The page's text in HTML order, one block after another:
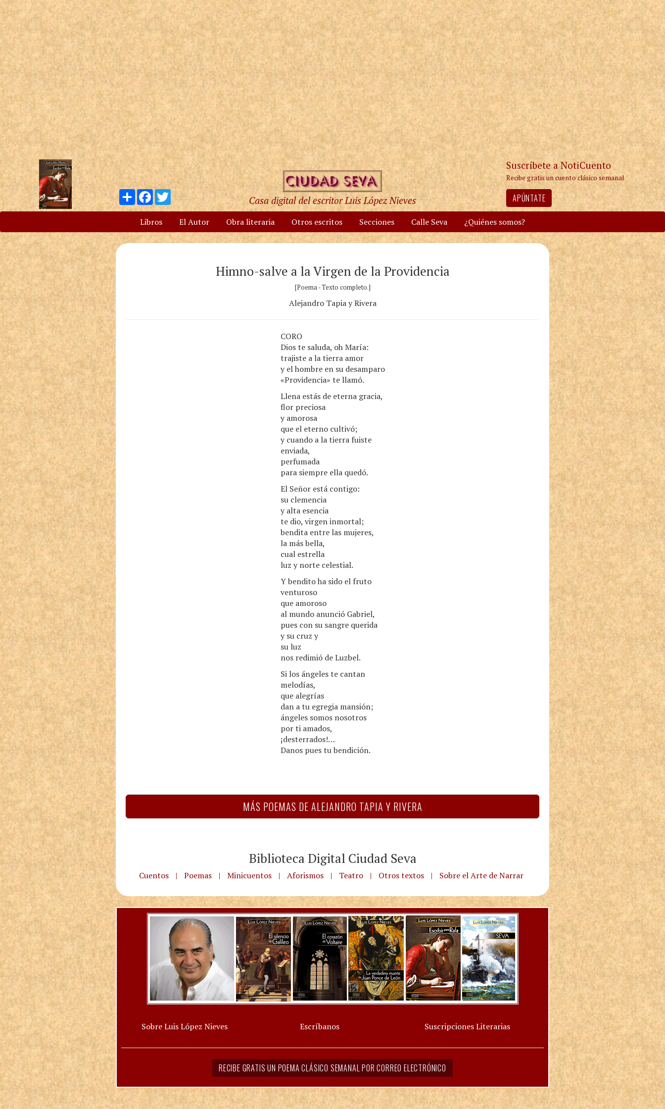
Compartir
Facebook
Twitter
Casa digital del escritor Luis López Nieves
Suscríbete a NotiCuento
Recibe gratis un cuento clásico semanal
APÚNTATE
Libros El Autor Obra literaria Otros escritos Secciones Calle Seva ¿Quiénes somos?
Himno-salve a la Virgen de la Providencia
[Poema - Texto completo.]
Alejandro Tapia y Rivera
CORO
Dios te saluda, oh María:
trajiste a la tierra amor
y el hombre en su desamparo
«Providencia» te llamó.
Llena estás de eterna gracia,
flor preciosa
y amorosa
que el eterno cultivó;
y cuando a la tierra fuiste
enviada,
perfumada
para siempre ella quedó.
El Señor está contigo:
su clemencia
y alta esencia
te dio, virgen inmortal;
bendita entre las mujeres,
la más bella,
cual estrella
luz y norte celestial.
Y bendito ha sido el fruto
venturoso
que amoroso
al mundo anunció Gabriel,
pues con su sangre querida
y su cruz y
su luz
nos redimió de Luzbel.
Si los ángeles te cantan
melodías,
que alegrías
dan a tu egregia mansión;
ángeles somos nosotros
por ti amados,
¡desterrados!…
Danos pues tu bendición.
MÁS POEMAS DE ALEJANDRO TAPIA Y RIVERA
Biblioteca Digital Ciudad Seva
Cuentos | Poemas | Minicuentos | Aforismos | Teatro | Otros textos | Sobre el Arte de Narrar
Sobre Luis López Nieves Escríbanos Suscripciones Literarias
RECIBE GRATIS UN POEMA CLÁSICO SEMANAL POR CORREO ELECTRÓNICO